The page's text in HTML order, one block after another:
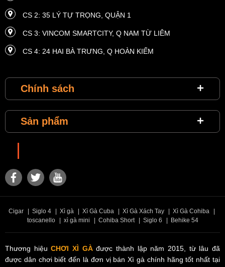
CS 2: 35 LÝ TỰ TRỌNG, QUẬN 1
CS 3: VINCOM SMARTCITY, Q NAM TỪ LIÊM
CS 4: 24 HAI BÀ TRƯNG, ​​Q HOÀN KIẾM
CS 6: MASTERI THẢO ĐIỀN, P THẢO ĐIỀN, QUẬN 2
CS 8: VINHOMES METROPOLIS 29 LIỄU GIAI
CS 11: SUNRISE CITY, P TÂN HƯNG, QUẬN 7
CS 12: VINCOM PLAZA ĐÀ NẴNG
CS 13: VINCOM PLAZA TRẦN PHÚ
Chính sách
Sản phẩm
Cigar | Siglo 4 | Xì gà | Xì Gà Cuba | Xì Gà Xách Tay | Xì Gà Cohiba
|
toscanello
| xì gà mini | Cohiba Short | Siglo 6 | Behike 54
Thương hiệuCHƠI XÌ GÀđược thành lập năm 2015, từ lâu đã
được dân chơi biết đến là đơn vị bán Xì gà chính hãng tốt nhất tại